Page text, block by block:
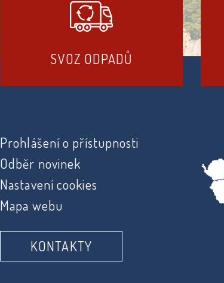
SVOZ ODPADŮ
Prohlášení o přístupnosti
Odběr novinek
Nastavení cookies
Mapa webu
KONTAKTY